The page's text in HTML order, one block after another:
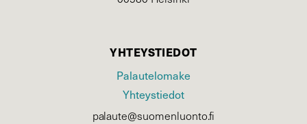
YHTEYSTIEDOT
Palautelomake
Yhteystiedot
palaute@suomenluonto.fi